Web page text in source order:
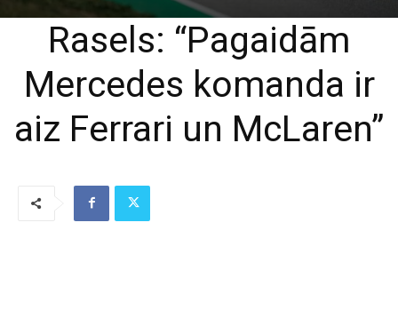
Rasels: “Pagaidām
Mercedes komanda ir
aiz Ferrari un McLaren”